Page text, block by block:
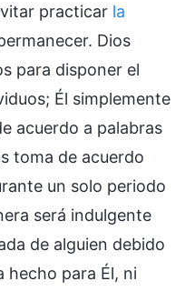
practicar la
Dios
para disponer el
Él simplemente
acuerdo a palabras
toma de acuerdo
un solo periodo
será indulgente
de alguien debido
hecho para Él, ni